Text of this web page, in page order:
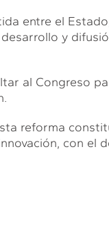
entre el
y
al Congreso
reforma
con el